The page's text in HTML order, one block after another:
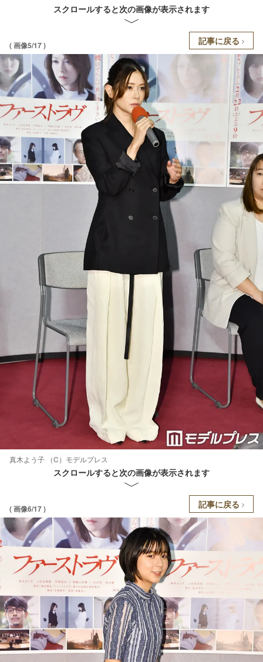
スクロールすると次の画像が表示されます
( 画像5/17 ) 記事に戻る
真木よう子 （C）モデルプレス
スクロールすると次の画像が表示されます
( 画像6/17 ) 記事に戻る